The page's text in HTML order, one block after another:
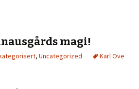
magi!
, Uncategorized
Karl Ove